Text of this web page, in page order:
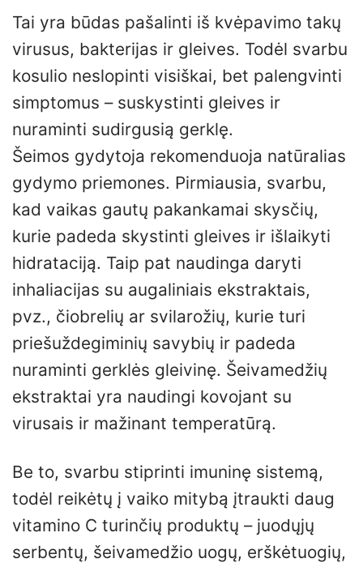
Tai yra būdas pašalinti iš kvėpavimo takų
virusus, bakterijas ir gleives. Todėl svarbu
kosulio neslopinti visiškai, bet palengvinti
simptomus – suskystinti gleives ir
nuraminti sudirgusią gerklę.
Šeimos gydytoja rekomenduoja natūralias
gydymo priemones. Pirmiausia, svarbu,
kad vaikas gautų pakankamai skysčių,
kurie padeda skystinti gleives ir išlaikyti
hidrataciją. Taip pat naudinga daryti
inhaliacijas su augaliniais ekstraktais,
pvz., čiobrelių ar svilarožių, kurie turi
priešuždegiminių savybių ir padeda
nuraminti gerklės gleivinę. Šeivamedžių
ekstraktai yra naudingi kovojant su
virusais ir mažinant temperatūrą.
Be to, svarbu stiprinti imuninę sistemą,
todėl reikėtų į vaiko mitybą įtraukti daug
vitamino C turinčių produktų – juodųjų
serbentų, šeivamedžio uogų, erškėtuogių,